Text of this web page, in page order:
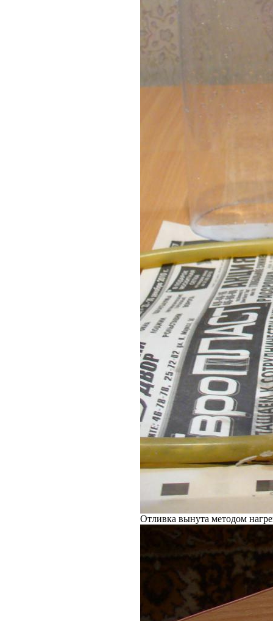
Отливка вынута методом